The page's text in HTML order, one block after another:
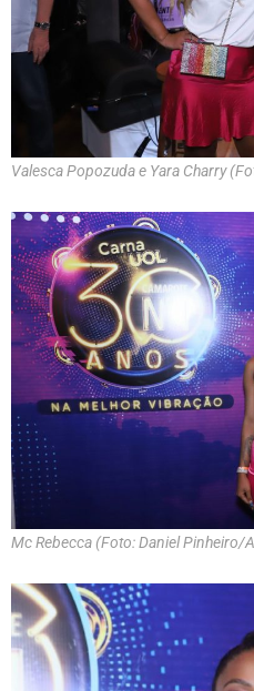
Valesca Popozuda e Yara Charry
Mc Rebecca (Foto: Daniel Pinheiro/